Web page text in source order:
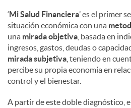
‘Mi Salud Financiera’ es el primer
situación económica con una
una mirada objetiva , basada en
ingresos, gastos, deudas o
mirada subjetiva , teniendo en
percibe su propia economía en
control y el bienestar.
A partir de este doble diagnóstico,